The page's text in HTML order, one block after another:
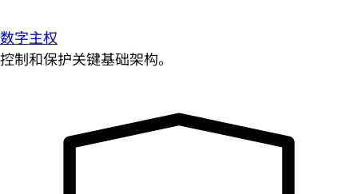
数字主权
控制和保护关键基础架构。